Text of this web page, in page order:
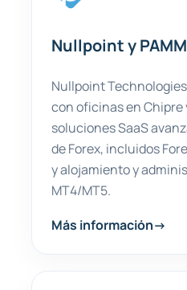
Nullpoint y PAMM
Nullpoint
con oficinas en
soluciones SaaS
de Forex, incluidos
y alojamiento y
MT4/MT5.
Más información→